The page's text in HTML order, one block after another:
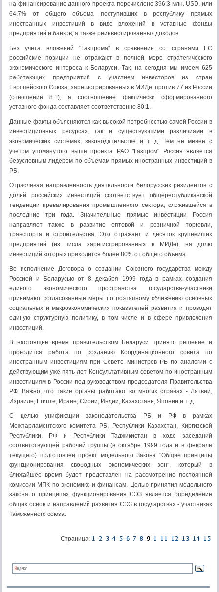
на финансирование данного проекта перечислено 396,3 млн. USD, или
64,7% от общего объема поступивших в республику прямых
иностранных инвестиций в виде вложений в уставные фонды
предприятий и банков, а также реинвестированных доходов.
Без учета вложений "Газпрома" в сравнении со странами ЕС
российские позиции не отражают в полной мере стратегического
экономического интереса к Беларуси. Так, на сегодня мы имеем 625
работающих предприятий с участием инвесторов из стран
Европейского Союза, зарегистрированных в МИДе, против 77 из России
(отношение 8:1), а соотношение фактически сформированного
уставного фонда составляет соответственно 80:1.
Данные факты объясняются как высокой потребностью самой России в
инвестиционных ресурсах, так и существующими различиями в
экономических системах, законодательстве и т. д. Тем не менее с
учетом упомянутого выше проекта РАО "Газпром" Россия является
безусловным лидером по объемам прямых иностранных инвестиций в
РБ.
Отраслевая направленность деятельности белорусских резидентов с
долей российских инвестиций соответствует общереспубликанской
тенденции превалирования промышленного сектора, сложившейся в
последние три года. Значительные прямые инвестиции Россия
направляет также в развитие оптовой и розничной торговли,
транспорта и строительства. Это отражает и десяток крупнейших
предприятий (из числа зарегистрированных в МИДе), на долю
инвестиций которых приходится более 80% от общего объема.
Во исполнение Договора о создании Союзного государства между
Россией и Беларусью от 8 декабря 1999 года в рамках создания
единого экономического пространства государства-участники
принимают согласованные меры по поэтапному сближению основных
социальных и макроэкономических показателей развития и проводят
единую структурную политику, в том числе и в сфере привлечения
инвестиций.
В настоящее время правительством Беларуси принято решение и
проводится работа по созданию Координационного совета по
иностранным инвестициям при Совете министров РБ по аналогии с
действующим уже пять лет Консультативным советом по иностранным
инвестициям в России под руководством председателя Правительства
РФ. Важно, что такие органы работают во многих странах - Латвии,
Израиле, Египте, Иране, Сирии, Индии, Казахстане, Японии и т. д.
С целью унификации законодательства РБ и РФ в рамках
Межпарламентского комитета РБ, Республики Казахстан, Киргизской
Республики, РФ и Республики Таджикистан в ходе заседаний
соответствующей рабочей группы (в октябре 1999 года и в феврале
текущего) подготовлен проект модельного Закона "Общие принципы
функционирования свободных экономических зон", который в
ближайшее время будет представлен на рассмотрение постоянной
комиссии МПК по экономике и финансам. Целью принятия модельного
закона о принципах функционирования СЭЗ является определение
общих основ и направлений развития СЭЗ в государствах - участниках
Таможенного союза.
Страница: